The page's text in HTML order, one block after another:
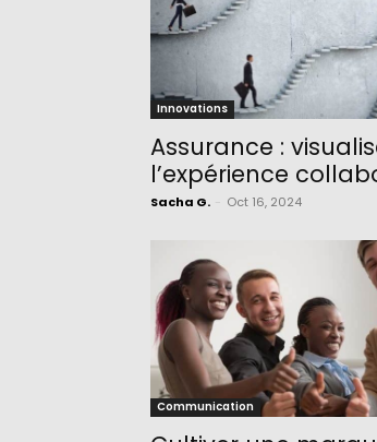
Innovations
Assurance :
l’expérience
Sacha G. Oct 16, 2024
Communication